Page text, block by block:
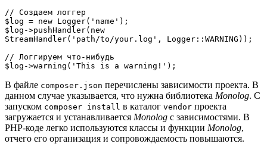
// Создаем логгер
$log = new Logger('name');
$log->pushHandler(new
StreamHandler('path/to/your.log', Logger::WARNING));
// Логгируем что-нибудь
$log->warning('This is a warning!');
В файле composer.json перечислены зависимости проекта. В
данном случае указывается, что нужна библиотека Monolog. С
запуском composer install в каталог vendor проекта
загружается и устанавливается Monolog с зависимостями. В
PHP-коде легко используются классы и функции Monolog,
отчего его организация и сопровождаемость повышаются.